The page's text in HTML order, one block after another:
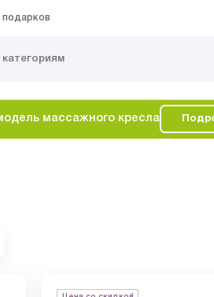
подарков
массажного кресла